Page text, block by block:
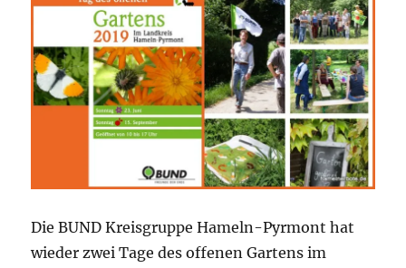
Die BUND Kreisgruppe Hameln-Pyrmont hat
wieder zwei Tage des offenen Gartens im